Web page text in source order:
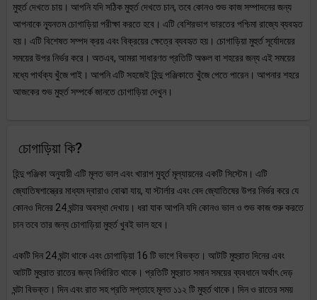
মুহুর্ত দেখতে চায়। আপনি যদি সঠিক মুহুর্ত দেখতে চান, তবে কোনও শুভ কাজ সম্পাদনের জন্য
আপনাকে ন্যূনতম চোগাড়িয়া পরীক্ষা করতে হবে। এটি বেশিরভাগ ভারতের পশ্চিমা রাজ্যে ব্যবহৃত
হয়। এটি বিশেষত সম্পদ ক্রয় এবং বিক্রয়ের ক্ষেত্রে ব্যবহৃত হয়। চোগাড়িয়া মুহুর্ত সূর্যোদয়ের
সময়ের উপর নির্ভর করে। অতএব, আমরা সাধারণত প্রতিটি অঞ্চল বা শহরের জন্য এই সময়ের
মধ্যে পার্থক্য খুঁজে পাই। আপনি এটি সহজেই হিন্দু পঞ্জিকাতে খুঁজে পেতে পারেন। আপনার শহরে
আজকের শুভ মুহুর্ত সম্পর্কে জানতে চোগাড়িয়া দেখুন।
চোগাড়িয়া কি?
হিন্দু পঞ্জিকা অনুযায়ী এটি মূলত ভাল এবং খারাপ মুহূর্ত মূল্যায়নের একটি সিস্টেম। এটি
জ্যোতিষশাস্ত্রের মাধ্যম দ্বারাও বোঝা যায়, যা স্টার্লার এবং বেদ জ্যোতিষের উপর নির্ভর করে যে
কোনও দিনের 24 ঘন্টার অবস্থা দেখায়। ধরা যাক আপনি যদি কোনও ভাল ও শুভ কাজ শুরু করতে
চান তবে তার জন্য চোগাড়িয়া মুহুর্ত খুবই ভাল হবে।
একটি দিন 24 ঘন্টা থাকে এবং চোগাড়িয়া 16 টি ভাগে বিভক্ত। আটটি মুহুরাত দিনের এবং
আটটি মুহুরাত রাতের জন্য নির্ধারিত থাকে। প্রতিটি মুহুরাত সমান সময়ের ব্যবধানে অর্থাৎ দেড়
ঘন্টা বিভক্ত। দিন এবং রাত সহ প্রতি সপ্তাহে মূলত ১১২ টি মুহুর্ত থাকে। দিন ও রাতের সময়